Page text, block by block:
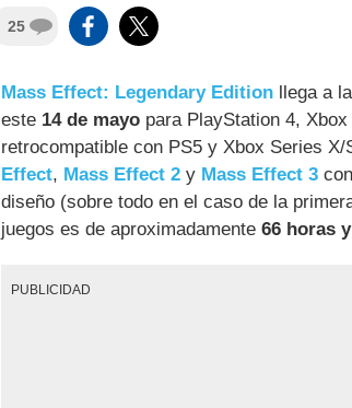
25
Mass Effect: Legendary Edition llega a
este 14 de mayo para PlayStation 4,
retrocompatible con PS5 y Xbox Series
Effect, Mass Effect 2 y Mass Effect 3
diseño (sobre todo en el caso de la
juegos es de aproximadamente 66 horas
PUBLICIDAD